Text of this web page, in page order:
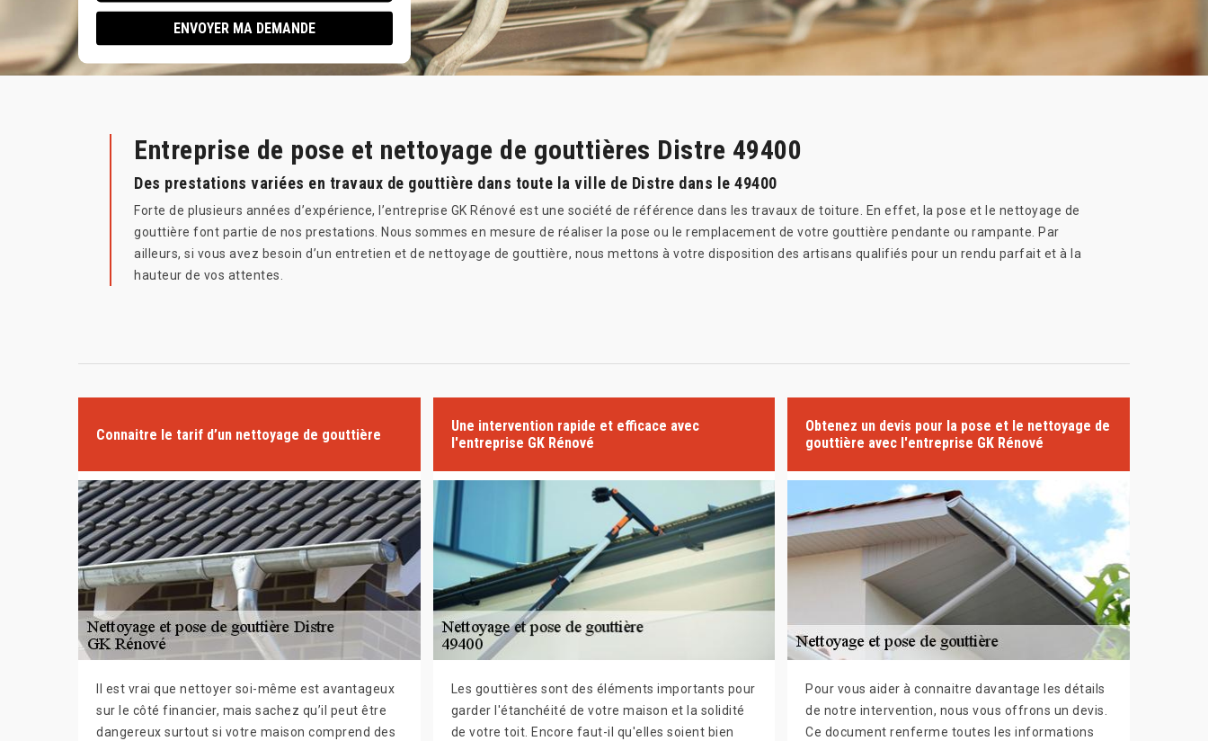
Entreprise de pose et nettoyage de gouttières Distre 49400
Des prestations variées en travaux de gouttière dans toute la ville de Distre dans le 49400
Forte de plusieurs années d’expérience, l’entreprise GK Rénové est une société de référence dans les travaux de toiture. En effet, la pose et le nettoyage de
gouttière font partie de nos prestations. Nous sommes en mesure de réaliser la pose ou le remplacement de votre gouttière pendante ou rampante. Par
ailleurs, si vous avez besoin d’un entretien et de nettoyage de gouttière, nous mettons à votre disposition des artisans qualifiés pour un rendu parfait et à la
hauteur de vos attentes.
Connaitre le tarif d’un nettoyage de gouttière
Il est vrai que nettoyer soi-même est avantageux
sur le côté financier, mais sachez qu’il peut être
dangereux surtout si votre maison comprend des
Une intervention rapide et efficace avec
l'entreprise GK Rénové
Les gouttières sont des éléments importants pour
garder l'étanchéité de votre maison et la solidité
de votre toit. Encore faut-il qu'elles soient bien
Obtenez un devis pour la pose et le nettoyage de
gouttière avec l'entreprise GK Rénové
Pour vous aider à connaitre davantage les détails
de notre intervention, nous vous offrons un devis.
Ce document renferme toutes les informations